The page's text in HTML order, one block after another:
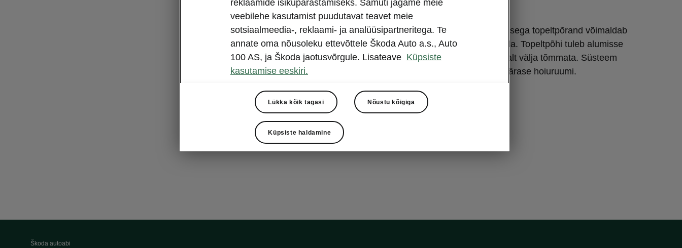
topeltpõhi
Pakiruumi muudetava kõrgusega topeltpõrand võimaldab
Sul pakiruumi pooleks jagada. Topeltpõhi tuleb alumisse
asendisse seadmiseks lihtsalt välja tõmmata. Süsteem
annab Sinu käsutusse käepärase hoiuruumi.
Škoda autoabi
reklaamide isikupärastamiseks. Samuti jagame meie
veebilehe kasutamist puudutavat teavet meie
sotsiaalmeedia-, reklaami- ja analüüsipartneritega. Te
annate oma nõusoleku ettevõttele Škoda Auto a.s., Auto
100 AS, ja Škoda jaotusvõrgule. Lisateave Küpsiste
kasutamise eeskiri.
Lükka kõik tagasi Nõustu kõigiga
Küpsiste haldamine